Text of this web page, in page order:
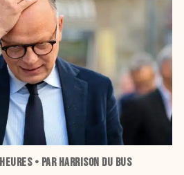
• PAR HARRISON DU BUS